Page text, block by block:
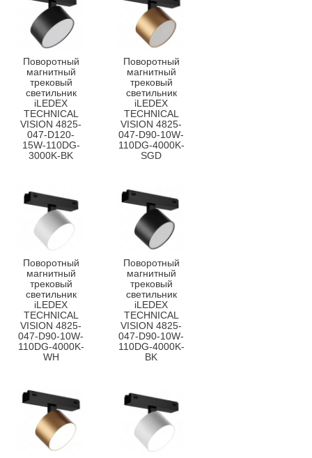
Поворотный
магнитный
трековый
светильник
iLEDEX
TECHNICAL
VISION 4825-
047-D120-
15W-110DG-
3000K-BK
Поворотный
магнитный
трековый
светильник
iLEDEX
TECHNICAL
VISION 4825-
047-D90-10W-
110DG-4000K-
SGD
Поворотный
магнитный
трековый
светильник
iLEDEX
TECHNICAL
VISION 4825-
047-D90-10W-
110DG-4000K-
WH
Поворотный
магнитный
трековый
светильник
iLEDEX
TECHNICAL
VISION 4825-
047-D90-10W-
110DG-4000K-
BK